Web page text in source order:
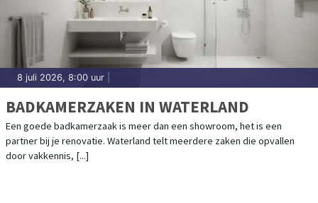
8 juli 2026, 8:00 uur
BADKAMERZAKEN IN WATERLAND
Een goede badkamerzaak is meer dan een showroom, het is een
partner bij je renovatie. Waterland telt meerdere zaken die opvallen
door vakkennis, [...]